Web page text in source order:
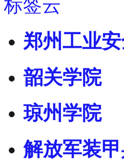
标签云
郑州工业
韶关学院
琼州学院
解放军装